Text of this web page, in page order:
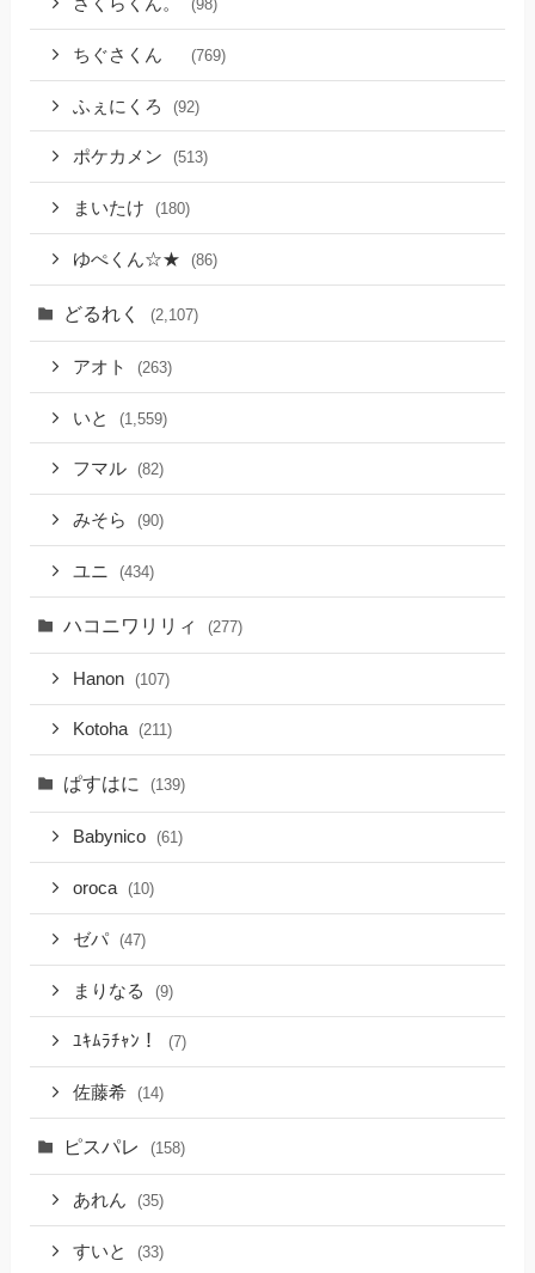
(98)
ちぐさくん (769)
ふぇにくろ (92)
ポケカメン (513)
まいたけ (180)
ゆぺくん☆★ (86)
どるれく (2,107)
アオト (263)
いと (1,559)
フマル (82)
みそら (90)
ユニ (434)
ハコニワリリィ (277)
Hanon (107)
Kotoha (211)
ぱすはに (139)
Babynico (61)
oroca (10)
ゼパ (47)
まりなる (9)
ﾕｷﾑﾗﾁｬﾝ！ (7)
佐藤希 (14)
ピスパレ (158)
あれん (35)
すいと (33)